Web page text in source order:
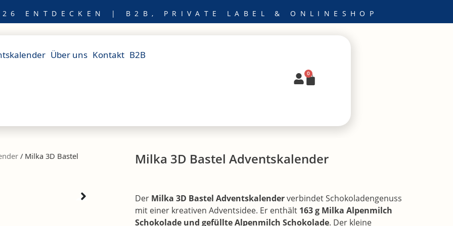
ENTDECKEN | B2B, PRIVATE LABEL & ONLINESHOP
Über uns Kontakt B2B
0
Warenkorb
/ Milka 3D Bastel
Milka 3D Bastel Adventskalender
Der Milka 3D Bastel Adventskalenderverbindet Schokoladengenuss
mit einer kreativen Adventsidee. Er enthält 163 g Milka Alpenmilch
Schokolade und gefüllte Alpenmilch Schokolade. Der kleine